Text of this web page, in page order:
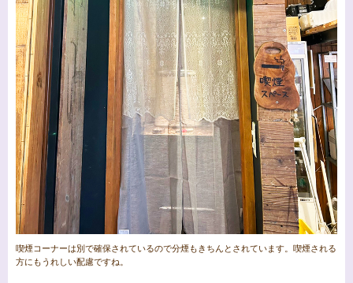
喫煙コーナーは別で確保されているので分煙もきちんとされています。喫煙される
方にもうれしい配慮ですね。